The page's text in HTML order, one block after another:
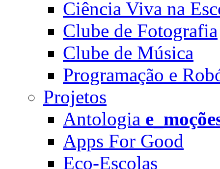
Ciência Viva na
Clube de Fotografia
Clube de Música
Programação e
Projetos
Antologia
Apps For Good
Eco-Escolas